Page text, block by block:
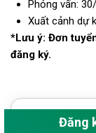
Phỏng vấn:
Xuất cảnh dự
*Lưu ý: Đơn
đăng ký.
Đăng